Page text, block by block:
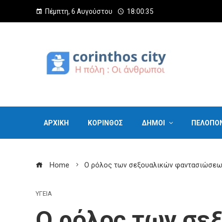
Πέμπτη, 6 Αυγούστου 18:00:36
ΑΡΧΙΚΗ ΚΟΡΙΝΘΟΣ ΔΗΜΟΙ
Home Ο ρόλος των σεξουαλικών
ΥΓΕΙΑ